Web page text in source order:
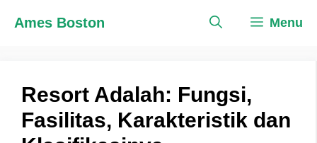
Ames Boston Menu
Resort Adalah: Fungsi,
Fasilitas, Karakteristik dan